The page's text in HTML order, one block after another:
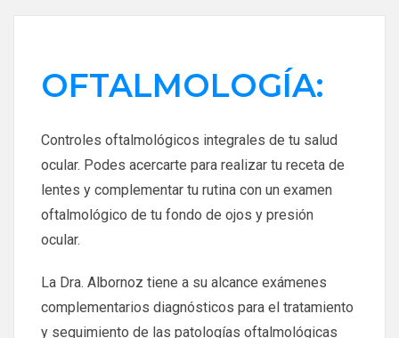
OFTALMOLOGÍA:
Controles oftalmológicos integrales de tu salud
ocular. Podes acercarte para realizar tu receta de
lentes y complementar tu rutina con un examen
oftalmológico de tu fondo de ojos y presión
ocular.
La Dra. Albornoz tiene a su alcance exámenes
complementarios diagnósticos para el tratamiento
y seguimiento de las patologías oftalmológicas